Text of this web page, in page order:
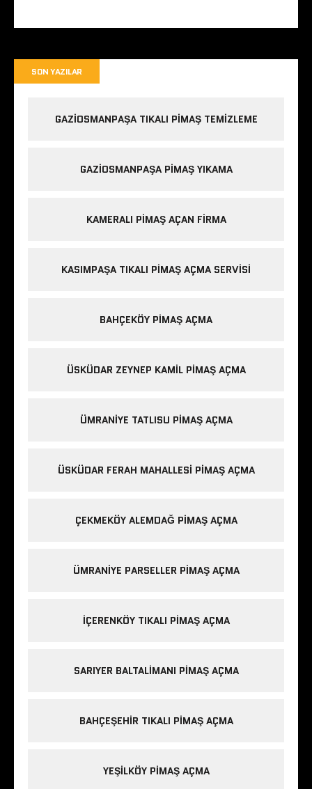
SON YAZILAR
GAZIOSMANPAŞA TIKALI PIMAŞ TEMIZLEME
GAZIOSMANPAŞA PIMAŞ YIKAMA
KAMERALI PIMAŞ AÇAN FIRMA
KASIMPAŞA TIKALI PIMAŞ AÇMA SERVISI
BAHÇEKÖY PIMAŞ AÇMA
ÜSKÜDAR ZEYNEP KAMIL PIMAŞ AÇMA
ÜMRANIYE TATLISU PIMAŞ AÇMA
ÜSKÜDAR FERAH MAHALLESI PIMAŞ AÇMA
ÇEKMEKÖY ALEMDAĞ PIMAŞ AÇMA
ÜMRANIYE PARSELLER PIMAŞ AÇMA
IÇERENKÖY TIKALI PIMAŞ AÇMA
SARIYER BALTALIMANI PIMAŞ AÇMA
BAHÇEŞEHIR TIKALI PIMAŞ AÇMA
YEŞILKÖY PIMAŞ AÇMA